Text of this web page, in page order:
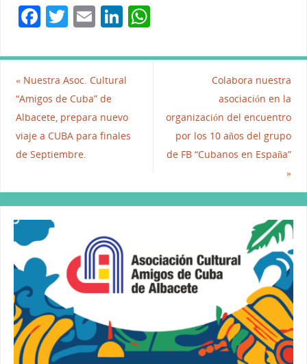
F
a
c
e
b
o
o
k
T
w
itt
er
E
m
ai
l
Li
n
k
e
n
W
at
«Nuestra Asoc. Cultural
“Amigos de Cuba” de
Albacete, prepara nuevo
viaje a CUBA para finales
de Septiembre.
Colabora nuestra
asociación en la
organización del encuentro
por los 10 años del grupo
de FB “Cubanos en España”
»